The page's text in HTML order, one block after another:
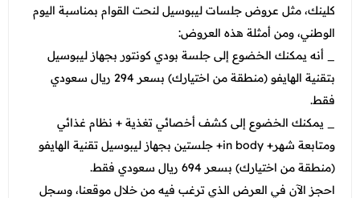
كلينك، مثل عروض جلسات ليبوسيل لنحت القوام بمناسبة اليوم
الوطني، ومن أمثلة هذه العروض:
_ أنه يمكنك الخضوع إلى جلسة بودي كونتور بجهاز ليبوسيل
بتقنية الهايفو (منطقة من اختيارك) بسعر 294 ريال سعودي
فقط.
_ يمكنك الخضوع إلى كشف أخصائي تغذية + نظام غذائي
ومتابعة شهر+ in body+ جلستين بجهاز ليبوسيل تقنية الهايفو
(منطقة من اختيارك) بسعر 694 ريال سعودي فقط.
احجز الآن في العرض الذي ترغب فيه من خلال موقعنا، وسجل